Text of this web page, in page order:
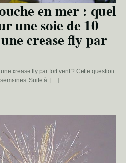
en mer : quel
une soie de 10
crease fly par
crease fly par fort vent ? Cette question
Suite à […]